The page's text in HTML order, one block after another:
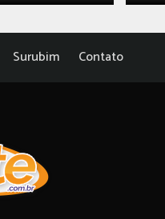
Surubim Contato